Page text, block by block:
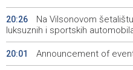
20:26
Na Vilsonovom
luksuznih i sportskih
20:01 Announcement of